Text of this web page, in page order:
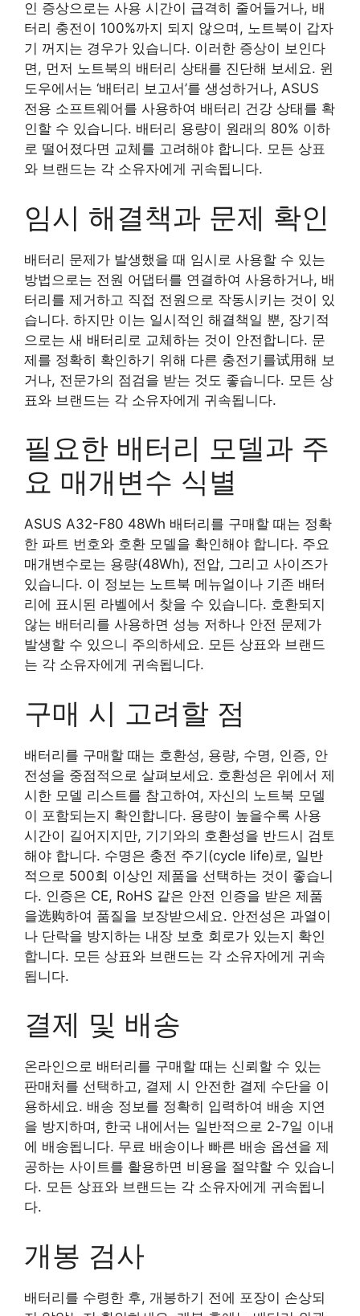
인 증상으로는 사용 시간이 급격히 줄어들거나, 배
터리 충전이 100%까지 되지 않으며, 노트북이 갑자
기 꺼지는 경우가 있습니다. 이러한 증상이 보인다
면, 먼저 노트북의 배터리 상태를 진단해 보세요. 윈
도우에서는 ‘배터리 보고서’를 생성하거나, ASUS
전용 소프트웨어를 사용하여 배터리 건강 상태를 확
인할 수 있습니다. 배터리 용량이 원래의 80% 이하
로 떨어졌다면 교체를 고려해야 합니다. 모든 상표
와 브랜드는 각 소유자에게 귀속됩니다.
임시 해결책과 문제 확인
배터리 문제가 발생했을 때 임시로 사용할 수 있는
방법으로는 전원 어댑터를 연결하여 사용하거나, 배
터리를 제거하고 직접 전원으로 작동시키는 것이 있
습니다. 하지만 이는 일시적인 해결책일 뿐, 장기적
으로는 새 배터리로 교체하는 것이 안전합니다. 문
제를 정확히 확인하기 위해 다른 충전기를试用해 보
거나, 전문가의 점검을 받는 것도 좋습니다. 모든 상
표와 브랜드는 각 소유자에게 귀속됩니다.
필요한 배터리 모델과 주
요 매개변수 식별
ASUS A32-F80 48Wh 배터리를 구매할 때는 정확
한 파트 번호와 호환 모델을 확인해야 합니다. 주요
매개변수로는 용량(48Wh), 전압, 그리고 사이즈가
있습니다. 이 정보는 노트북 메뉴얼이나 기존 배터
리에 표시된 라벨에서 찾을 수 있습니다. 호환되지
않는 배터리를 사용하면 성능 저하나 안전 문제가
발생할 수 있으니 주의하세요. 모든 상표와 브랜드
는 각 소유자에게 귀속됩니다.
구매 시 고려할 점
배터리를 구매할 때는 호환성, 용량, 수명, 인증, 안
전성을 중점적으로 살펴보세요. 호환성은 위에서 제
시한 모델 리스트를 참고하여, 자신의 노트북 모델
이 포함되는지 확인합니다. 용량이 높을수록 사용
시간이 길어지지만, 기기와의 호환성을 반드시 검토
해야 합니다. 수명은 충전 주기(cycle life)로, 일반
적으로 500회 이상인 제품을 선택하는 것이 좋습니
다. 인증은 CE, RoHS 같은 안전 인증을 받은 제품
을选购하여 품질을 보장받으세요. 안전성은 과열이
나 단락을 방지하는 내장 보호 회로가 있는지 확인
합니다. 모든 상표와 브랜드는 각 소유자에게 귀속
됩니다.
결제 및 배송
온라인으로 배터리를 구매할 때는 신뢰할 수 있는
판매처를 선택하고, 결제 시 안전한 결제 수단을 이
용하세요. 배송 정보를 정확히 입력하여 배송 지연
을 방지하며, 한국 내에서는 일반적으로 2-7일 이내
에 배송됩니다. 무료 배송이나 빠른 배송 옵션을 제
공하는 사이트를 활용하면 비용을 절약할 수 있습니
다. 모든 상표와 브랜드는 각 소유자에게 귀속됩니
다.
개봉 검사
배터리를 수령한 후, 개봉하기 전에 포장이 손상되